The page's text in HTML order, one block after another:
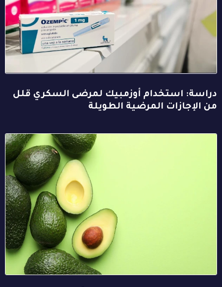
دراسة: استخدام أوزمبيك لمرضى السكري قلل
من الإجازات المرضية الطويلة